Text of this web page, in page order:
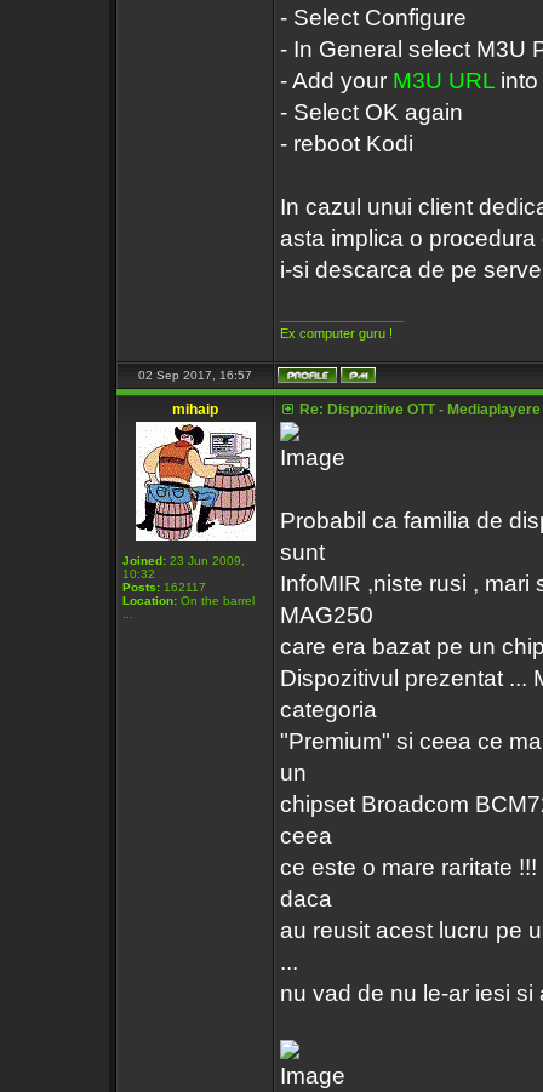
- Select Configure
- In General select M3U
- Add your M3U URL
- Select OK again
- reboot Kodi
In cazul unui client
asta implica o
i-si descarca de pe
Ex computer guru !
02 Sep 2017, 16:57
mihaip
Joined: 23 Jun 2009,
10:32
Posts: 162117
Location: On the barrel
Re: Dispozitive OTT - Mediaplayere
Probabil ca familia de
sunt
InfoMIR ,niste rusi , mari
MAG250
care era bazat pe un
Dispozitivul prezentat ...
categoria
"Premium" si ceea ce
un
chipset Broadcom
ceea
ce este o mare raritate
daca
au reusit acest lucru pe
...
nu vad de nu le-ar iesi si